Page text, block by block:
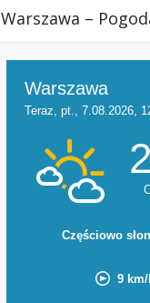
Warszawa –